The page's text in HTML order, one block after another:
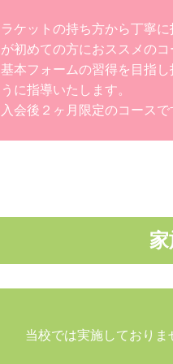
ラケットの持ち方から丁寧
が初めての方におススメの
基本フォームの習得を目指し
うに指導いたします。
入会後２ヶ月限定のコースで
当校では実施しておりま